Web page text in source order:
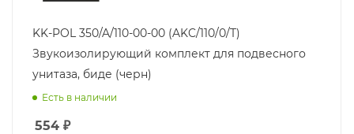
KK-POL 350/A/110-00-00 (AKC/110/0/T)
Звукоизолирующий комплект для подвесного
унитаза, биде (черн)
Есть в наличии
554 ₽